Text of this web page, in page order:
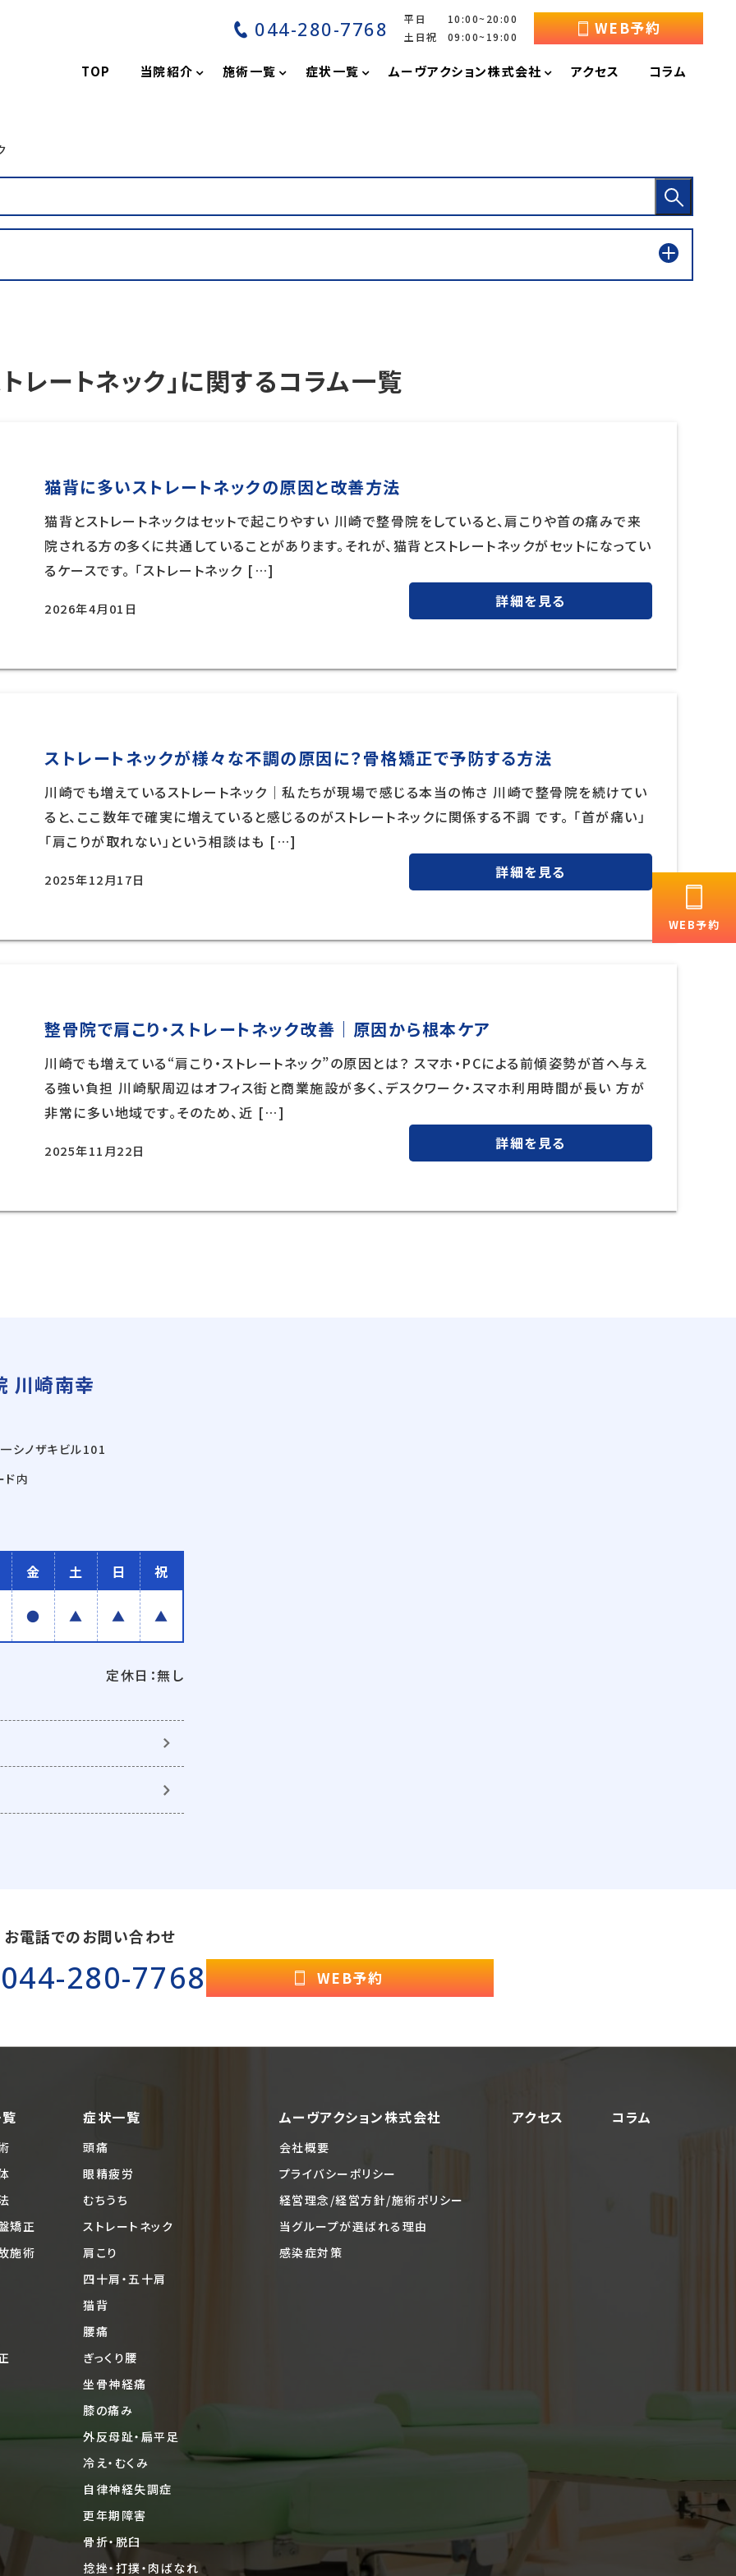
044-280-7768
平日 10:00~20:00
土日祝 09:00~19:00
WEB予約
TOP 当院紹介 施術一覧 症状一覧 ムーヴアクション株式会社 アクセス コラム
WEB予約
トレートネック」に関するコラム一覧
猫背に多いストレートネックの原因と改善方法
猫背とストレートネックはセットで起こりやすい 川崎で整骨院をしていると、肩こりや首の痛みで来
院される方の多くに共通していることがあります。それが、猫背とストレートネックがセットになってい
るケースです。 「ストレートネック […]
2026年4月01日 詳細を見る
ストレートネックが様々な不調の原因に？骨格矯正で予防する方法
川崎でも増えているストレートネック｜私たちが現場で感じる本当の怖さ 川崎で整骨院を続けてい
ると、ここ数年で確実に増えていると感じるのがストレートネックに関係する不調 です。 「首が痛い」
「肩こりが取れない」という相談はも […]
2025年12月17日 詳細を見る
整骨院で肩こり・ストレートネック改善｜原因から根本ケア
川崎でも増えている“肩こり・ストレートネック”の原因とは？ スマホ・PCによる前傾姿勢が首へ与え
る強い負担 川崎駅周辺はオフィス街と商業施設が多く、デスクワーク・スマホ利用時間が長い 方が
非常に多い地域です。そのため、近 […]
2025年11月22日 詳細を見る
川崎南幸
シノザキビル101
内
金 土 日 祝
● ▲ ▲ ▲
定休日：無し
お電話でのお問い合わせ
044-280-7768 WEB予約
矯正
施術
症状一覧
頭痛
眼精疲労
むちうち
ストレートネック
肩こり
四十肩・五十肩
猫背
腰痛
ぎっくり腰
坐骨神経痛
膝の痛み
外反母趾・扁平足
冷え・むくみ
自律神経失調症
更年期障害
骨折・脱臼
捻挫・打撲・肉ばなれ
ムーヴアクション株式会社
会社概要
プライバシーポリシー
経営理念/経営方針/施術ポリシー
当グループが選ばれる理由
感染症対策
アクセス コラム